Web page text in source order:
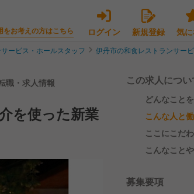
をお考えの方はこちら ログイン 新規登録 気
ービス・ホールスタッフ 伊丹市の和食レストランサー
職・求人情報
を使った新業
この求人につい
どんなこと
こんな人と
ここにこだ
こんなこと
募集要項